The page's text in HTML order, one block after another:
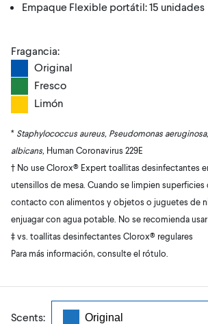
Empaque Flexible portátil: 15 unidades
Fragancia:
Original
Fresco
Limón
* Staphylococcus aureus, Pseudomonas
albicans, Human Coronavirus 229E
† No use Clorox® Expert toallitas desinfectantes
utensillos de mesa. Cuando se limpien superficies
contacto con alimentos y objetos o juguetes de
enjuagar con agua potable. No se recomienda
‡ vs. toallitas desinfectantes Clorox® regulares
Para más información, consulte el rótulo.
Scents: